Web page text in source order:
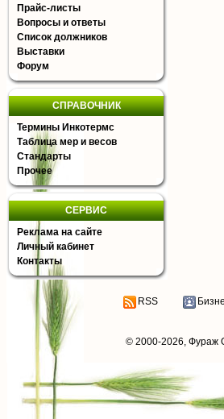
Прайс-листы
Вопросы и ответы
Список должников
Выставки
Форум
СПРАВОЧНИК
Термины Инкотермс
Таблица мер и весов
Стандарты
Прочее
СЕРВИС
Реклама на сайте
Личный кабинет
Контакты
RSS
© 2000-2026, Фураж